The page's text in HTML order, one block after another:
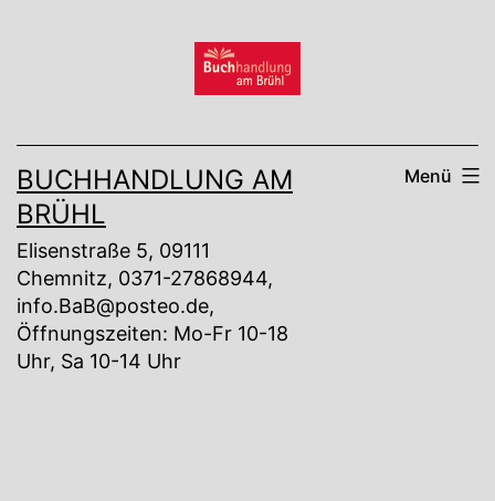
BUCHHANDLUNG AM
BRÜHL
Elisenstraße 5, 09111
Chemnitz, 0371-27868944,
info.BaB@posteo.de,
Öffnungszeiten: Mo-Fr 10-18
Uhr, Sa 10-14 Uhr
Menü